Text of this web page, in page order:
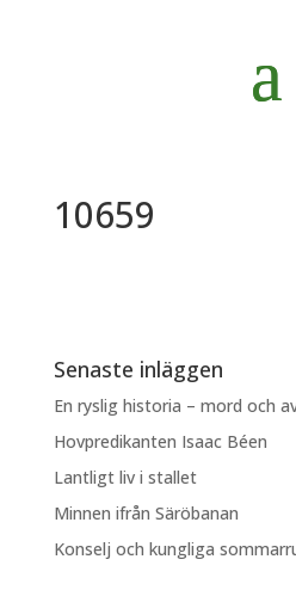
10659
Senaste inläggen
En ryslig historia – mord och
Hovpredikanten Isaac Béen
Lantligt liv i stallet
Minnen ifrån Säröbanan
Konselj och kungliga